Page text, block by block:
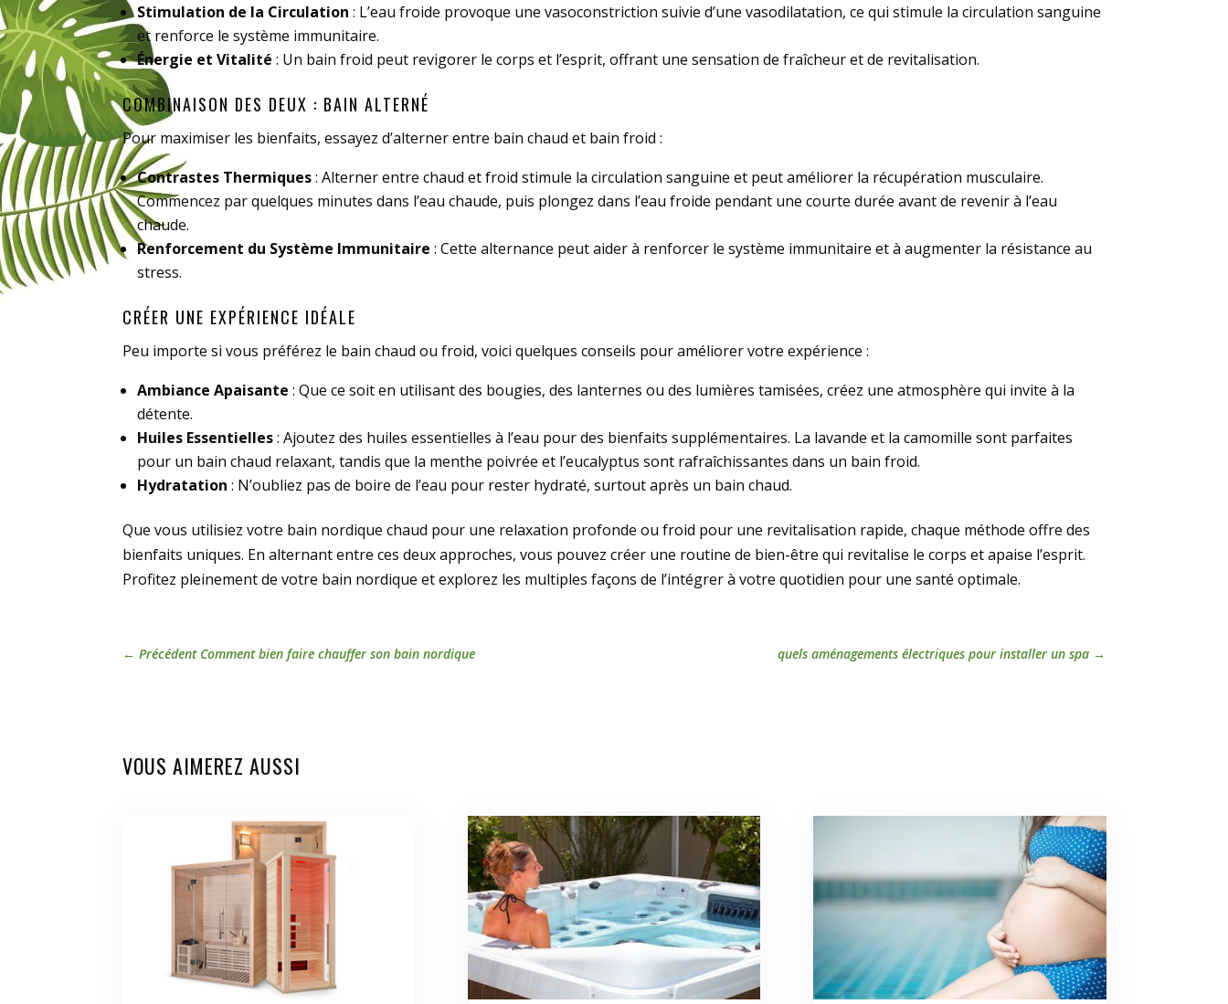
Stimulation de la Circulation : L’eau froide provoque une vasoconstriction suivie d’une vasodilatation, ce qui stimule la circulation sanguine
et renforce le système immunitaire.
Énergie et Vitalité : Un bain froid peut revigorer le corps et l’esprit, offrant une sensation de fraîcheur et de revitalisation.
COMBINAISON DES DEUX : BAIN ALTERNÉ
Pour maximiser les bienfaits, essayez d’alterner entre bain chaud et bain froid :
Contrastes Thermiques: Alterner entre chaud et froid stimule la circulation sanguine et peut améliorer la récupération musculaire.
Commencez par quelques minutes dans l’eau chaude, puis plongez dans l’eau froide pendant une courte durée avant de revenir à l’eau
chaude.
Renforcement du Système Immunitaire : Cette alternance peut aider à renforcer le système immunitaire et à augmenter la résistance au
stress.
CRÉER UNE EXPÉRIENCE IDÉALE
Peu importe si vous préférez le bain chaud ou froid, voici quelques conseils pour améliorer votre expérience :
Ambiance Apaisante : Que ce soit en utilisant des bougies, des lanternes ou des lumières tamisées, créez une atmosphère qui invite à la
détente.
Huiles Essentielles: Ajoutez des huiles essentielles à l’eau pour des bienfaits supplémentaires. La lavande et la camomille sont parfaites
pour un bain chaud relaxant, tandis que la menthe poivrée et l’eucalyptus sont rafraîchissantes dans un bain froid.
Hydratation : N’oubliez pas de boire de l’eau pour rester hydraté, surtout après un bain chaud.
Que vous utilisiez votre bain nordique chaud pour une relaxation profonde ou froid pour une revitalisation rapide, chaque méthode offre des
bienfaits uniques. En alternant entre ces deux approches, vous pouvez créer une routine de bien-être qui revitalise le corps et apaise l’esprit.
Profitez pleinement de votre bain nordique et explorez les multiples façons de l’intégrer à votre quotidien pour une santé optimale.
←Précédent Comment bien faire chauffer son bain nordique quels aménagements électriques pour installer un spa→
VOUS AIMEREZ AUSSI